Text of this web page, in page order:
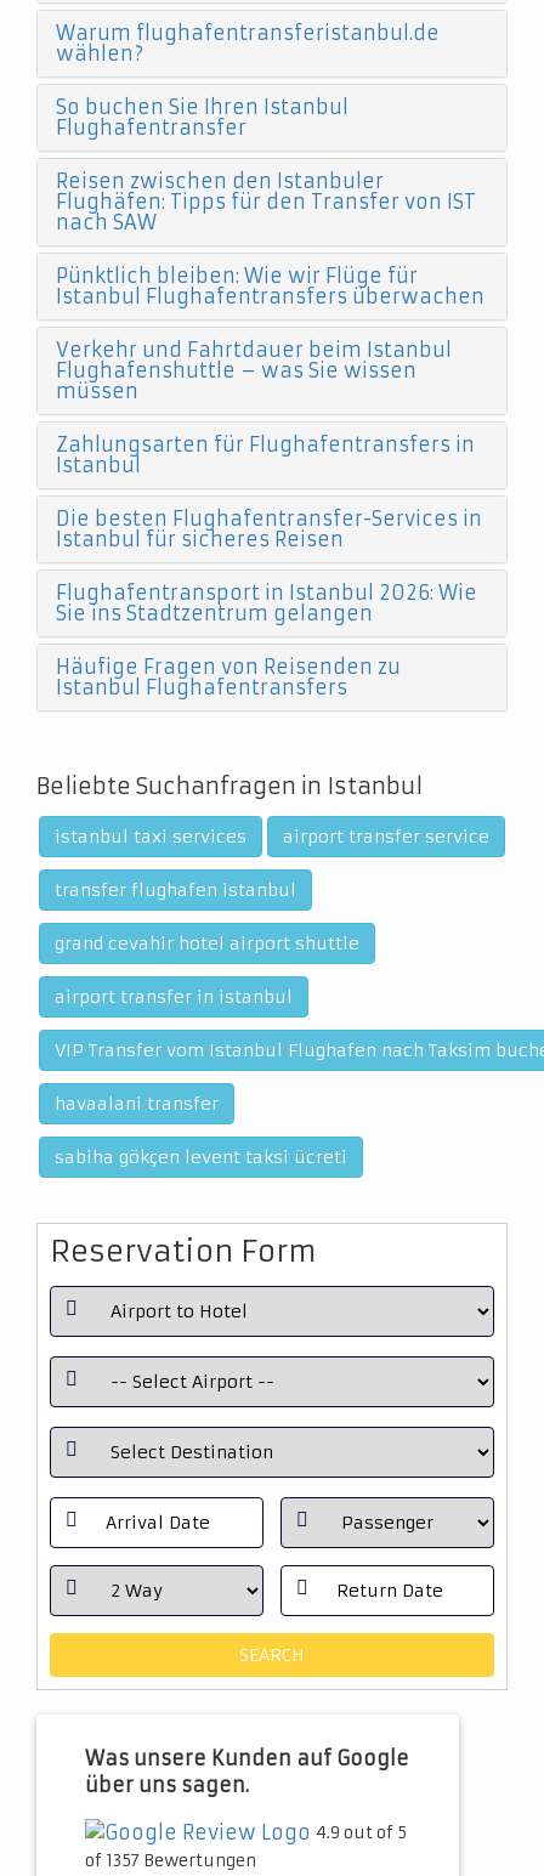
Warum flughafentransferistanbul.de
wählen?
So buchen Sie Ihren Istanbul
Flughafentransfer
Reisen zwischen den Istanbuler
Flughäfen: Tipps für den Transfer von IST
nach SAW
Pünktlich bleiben: Wie wir Flüge für
Istanbul Flughafentransfers überwachen
Verkehr und Fahrtdauer beim Istanbul
Flughafenshuttle – was Sie wissen
müssen
Zahlungsarten für Flughafentransfers in
Istanbul
Die besten Flughafentransfer-Services in
Istanbul für sicheres Reisen
Flughafentransport in Istanbul 2026: Wie
Sie ins Stadtzentrum gelangen
Häufige Fragen von Reisenden zu
Istanbul Flughafentransfers
Beliebte Suchanfragen in Istanbul
istanbul taxi services airport transfer service
transfer flughafen istanbul
grand cevahir hotel airport shuttle
airport transfer in istanbul
VIP Transfer vom Istanbul Flughafen nach Taksim
havaalani transfer
sabiha gökçen levent taksi ücreti
Reservation Form
Was unsere Kunden auf Google
über uns sagen.
4.9 out of 5
of 1357 Bewertungen